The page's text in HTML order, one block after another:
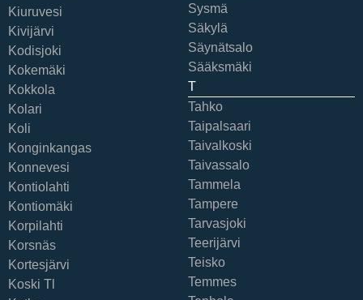
Kiuruvesi
Kivijärvi
Kodisjoki
Kokemäki
Kokkola
Kolari
Koli
Konginkangas
Konnevesi
Kontiolahti
Kontiomäki
Korpilahti
Korsnäs
Kortesjärvi
Koski Tl
Sysmä
Säkylä
Säynätsalo
Sääksmäki
T
Tahko
Taipalsaari
Taivalkoski
Taivassalo
Tammela
Tampere
Tarvasjoki
Teerijärvi
Teisko
Temmes